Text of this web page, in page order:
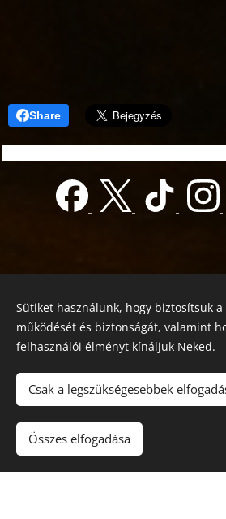
Share
Országos azonosító:
0100/60270/
Adószám: 19419028-1-43
Webnode
Sütiket használunk, hogy biztosítsuk
működését és biztonságát, valamint
felhasználói élményt kínáljuk Neked.
Csak a legszükségesebbek
Összes elfogadása